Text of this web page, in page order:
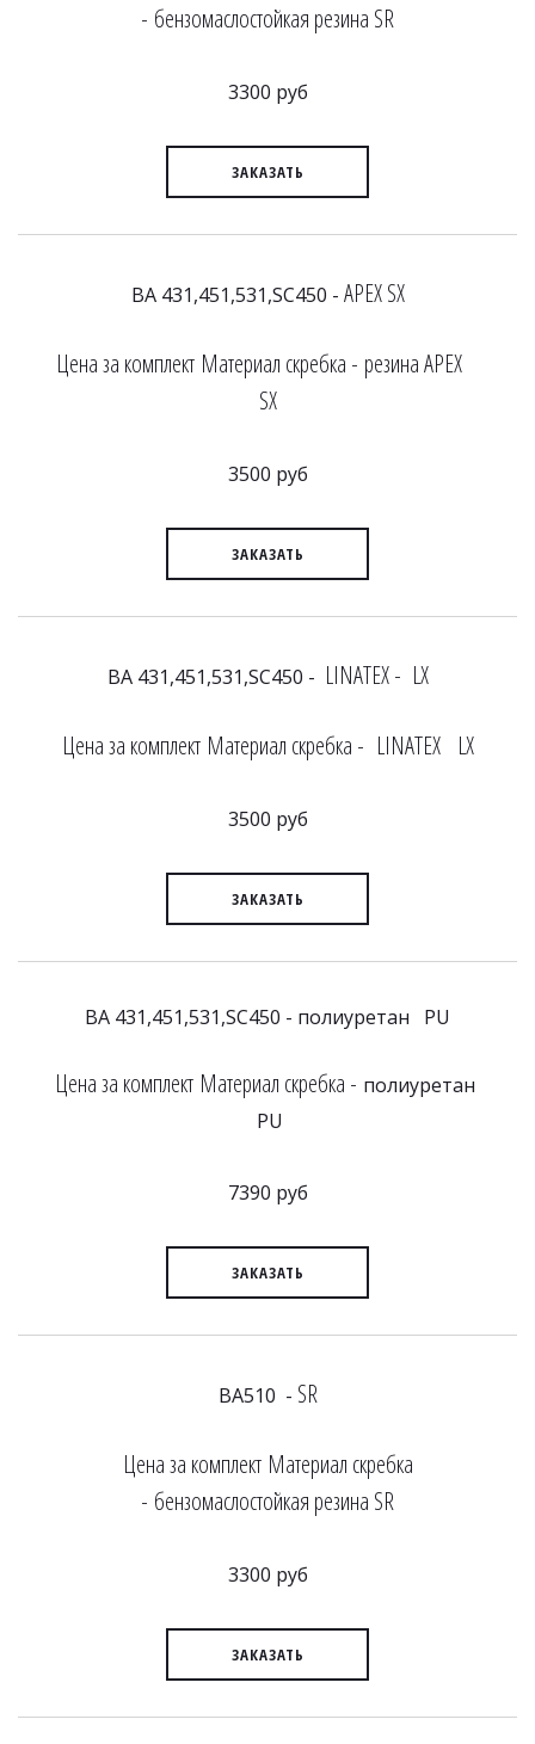
- бензомаслостойкая резина SR
3300 руб
ЗАКАЗАТЬ
BA 431,451,531,SC450 - APEX SX
Цена за комплект Материал скребка - резина APEX
SX
3500 руб
ЗАКАЗАТЬ
BA 431,451,531,SC450 - LINATEX - LX
Цена за комплект Материал скребка - LINATEX LX
3500 руб
ЗАКАЗАТЬ
BA 431,451,531,SC450 - полиуретан PU
Цена за комплект Материал скребка - полиуретан
PU
7390 руб
ЗАКАЗАТЬ
BA510 - SR
Цена за комплект Материал скребка
- бензомаслостойкая резина SR
3300 руб
ЗАКАЗАТЬ